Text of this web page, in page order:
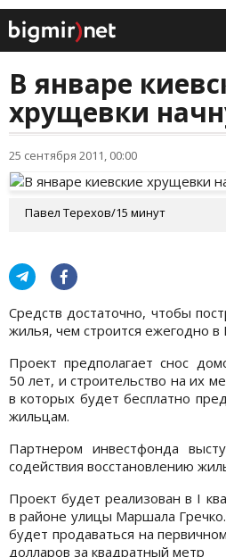
В январе
хрущевки
25 сентября 2011, 00:00
Павел Терехов/15 минут
Средств достаточно, чтобы
жилья, чем строится ежегодно в
Проект предполагает снос
50 лет, и строительство на их
в которых будет бесплатно
жильцам.
Партнером инвестфонда
содействия восстановлению
Проект будет реализован в I
в районе улицы Маршала
будет продаваться на
долларов за квадратный метр